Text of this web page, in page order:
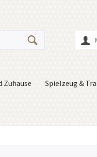
Zuhause Spielzeug &